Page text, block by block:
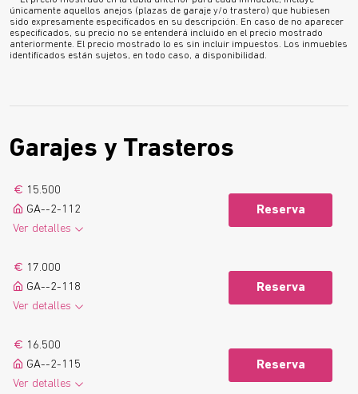
únicamente aquellos anejos (plazas de garaje y/o trastero) que hubiesen
sido expresamente especificados en su descripción. En caso de no aparecer
especificados, su precio no se entenderá incluido en el precio mostrado
anteriormente. El precio mostrado lo es sin incluir impuestos. Los inmuebles
identificados están sujetos, en todo caso, a disponibilidad.
Garajes y Trasteros
15.500
GA--2-112
Ver detalles
Reserva
17.000
GA--2-118
Ver detalles
Reserva
16.500
GA--2-115
Ver detalles
Reserva